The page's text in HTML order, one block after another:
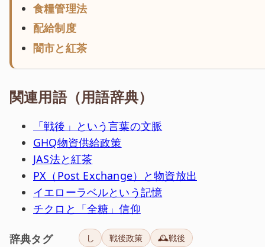
食糧管理法
配給制度
闇市と紅茶
関連用語（用語辞典）
「戦後」という言葉の文脈
GHQ物資供給政策
JAS法と紅茶
PX（Post Exchange）と物資放出
イエローラベルという記憶
チクロと「全糖」信仰
辞典タグ し 戦後政策 🕰️戦後